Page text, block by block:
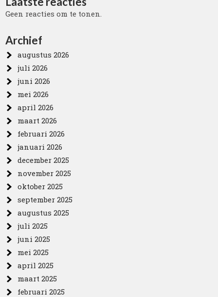
Geen reacties om te tonen.
Archief
augustus 2026
juli 2026
juni 2026
mei 2026
april 2026
maart 2026
februari 2026
januari 2026
december 2025
november 2025
oktober 2025
september 2025
augustus 2025
juli 2025
juni 2025
mei 2025
april 2025
maart 2025
februari 2025